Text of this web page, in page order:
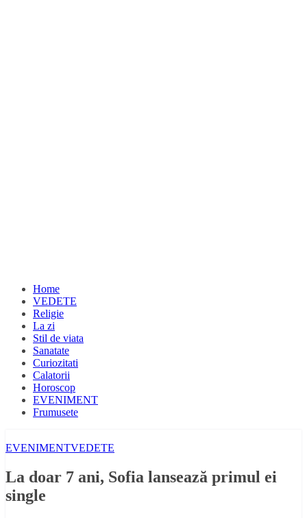
Home
VEDETE
Religie
La zi
Stil de viata
Sanatate
Curiozitati
Calatorii
Horoscop
EVENIMENT
Frumusete
EVENIMENTVEDETE
La doar 7 ani, Sofia lansează primul ei
single